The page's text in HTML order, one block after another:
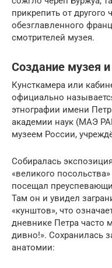
прикрепить от другого
обезглавленного
смотрителей музея.
Создание музея
Кунсткамера или
официально
этнографии имени
академии наук (МАЭ
музеем России,
Собиралась
«великого
посещал
Там он и увидел
«кунштов», что
дневнике Петра часто
дивно!». Сохранилась
анатомии: